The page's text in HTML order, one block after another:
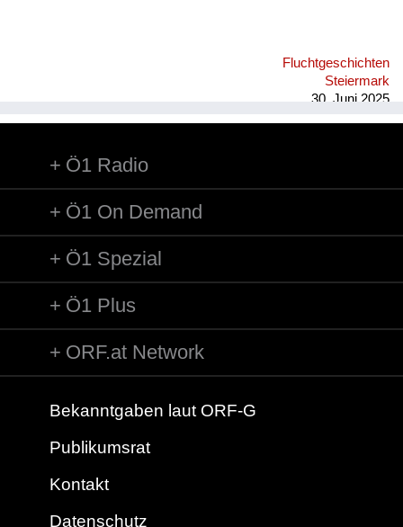
sind, hat mein Onkel gemerkt, da ist ein anderes Fahrzeug
gewesen mit diesem gestohlenen Pferd. Er ist hingegangen
Fluchtgeschichten
Steiermark
30. Juni 2025
Ö1 Radio
Ö1 On Demand
Ö1 Spezial
Ö1 Plus
ORF.at Network
Bekanntgaben laut ORF-G
Publikumsrat
Kontakt
Datenschutz